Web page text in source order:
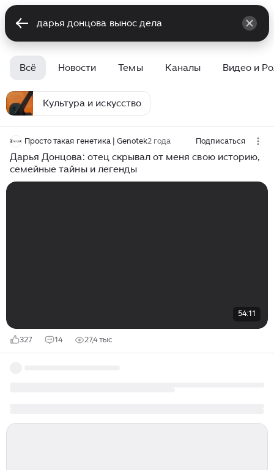
Всё Новости Темы Каналы Видео и
Культура и искусство
Просто такая генетика | Genotek2 года Подписаться
Дарья Донцова: отец скрывал от меня свою историю,
семейные тайны и легенды
54:11
327 14 27,4 тыс